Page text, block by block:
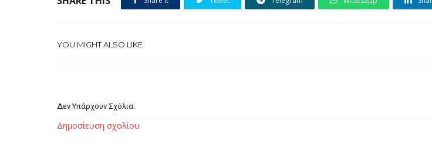
YOU MIGHT ALSO LIKE
Δεν Υπάρχουν Σχόλια:
Δημοσίευση σχολίου